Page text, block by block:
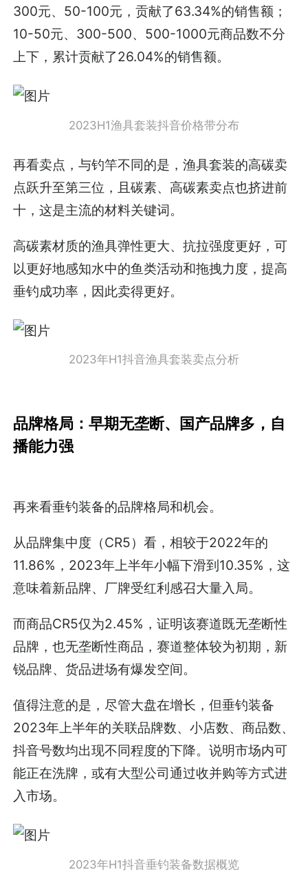
300元、50-100元，贡献了63.34%的销售额；
10-50元、300-500、500-1000元商品数不分
上下，累计贡献了26.04%的销售额。
2023H1渔具套装抖音价格带分布
再看卖点，与钓竿不同的是，渔具套装的高碳卖
点跃升至第三位，且碳素、高碳素卖点也挤进前
十，这是主流的材料关键词。
高碳素材质的渔具弹性更大、抗拉强度更好，可
以更好地感知水中的鱼类活动和拖拽力度，提高
垂钓成功率，因此卖得更好。
2023年H1抖音渔具套装卖点分析
品牌格局：早期无垄断、国产品牌多，自
播能力强
再来看垂钓装备的品牌格局和机会。
从品牌集中度（CR5）看，相较于2022年的
11.86%，2023年上半年小幅下滑到10.35%，这
意味着新品牌、厂牌受红利感召大量入局。
而商品CR5仅为2.45%，证明该赛道既无垄断性
品牌，也无垄断性商品，赛道整体较为初期，新
锐品牌、货品进场有爆发空间。
值得注意的是，尽管大盘在增长，但垂钓装备
2023年上半年的关联品牌数、小店数、商品数、
抖音号数均出现不同程度的下降。说明市场内可
能正在洗牌，或有大型公司通过收并购等方式进
入市场。
2023年H1抖音垂钓装备数据概览